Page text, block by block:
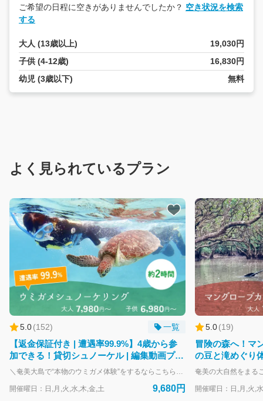
ご希望の日程に空きがありませんでしたか？ 空き状況を検索
する
大人 (13歳以上)
19,030円
子供 (4-12歳)
16,830円
幼児 (3歳以下)
無料
よく見られているプラン
5.0(152) 一覧
【返金保証付き | 遭遇率99.9%】4歳から参
加できる！貸切シュノーケル | 編集動画プレ
ゼント
＼奄美大島で“本物のウミガメ体験”をするならこちらのプラン！／ 奄美の海で、野生のウミガメと一緒に泳ぐ感動体験。 OCEANZのウミガメシュノーケリングは、1枠1組限定の完全貸切ツアー。 初心者・お子さま・シニアの方まで、安心してご参加いただけます。 目の前をゆったり泳ぐウミガメ。 その瞬間に感じる、海のやさしさと生命の力。 “ただ見る”ではなく、“同じ空間を泳ぐ”—— 奄美だからこそ叶う、特別な体験です。 【このプランが選ばれる理由】 ・1枠1組限定の貸切制 他のお客様に気を使うことなく、ご自身のペースで楽しめます ・初心者・泳ぎが苦手な方も安心 ガイドが常にそばで丁寧にサポート。浮具もご用意しています ・ウミガメ遭遇率に自信あり／見られなかった場合は全額返金 「本当に会えるの？」という不安を取り除く、OCEANZの約束です ・GoPro撮影データをその場でプレゼント 写真も動画もすべてお渡し。旅の思い出をそのまま形に残せます ・4歳から参加OK ご家族旅行にも選ばれている、やさしい海のツアーです 泳ぎに自信がないけど挑戦してみたい せっかく奄美に来たから、特別な体験がしたい 半日で、心に残る思い出を作りたい そんな方に、ぴったりのプランです。 【他の人気ツアーと組み合わせた1日プランも可能】 ウミガメシュノーケリングは、 マングローブカヌーのツアーと組み合わせて1日コースにすることも可能です。 https://booking.oceanz-jp.com/top/products/896cdced-844a-5bff-8155-ce5ddb397109?lng=ja-JP 必要なのは水着だけ。 「ウミガメと泳ぐ」という、一生に一度の体験を—— 奄美の海で、あなたの心の宝物にしませんか。 🌊🐢
開催曜日：日,月,火,水,木,金,土 9,680円
5.0(19)
冒険の森へ！マ
の豆と滝めぐり
開催曜日：日,月,火,
ご
問
は
こ
ち
は！
私
あ
な
た
ン
シ
ェ
ジ
で
す。
今
日